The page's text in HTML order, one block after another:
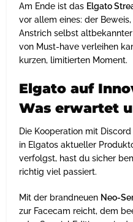
Am Ende ist das Elgato
vor allem eines: der
Anstrich selbst
von Must-have verleihen
kurzen, limitierten Moment.
Elgato auf
Was erwartet
Die Kooperation mit
in Elgatos aktueller
verfolgst, hast du sicher
richtig viel passiert.
Mit der brandneuen Neo-
zur Facecam reicht, dem